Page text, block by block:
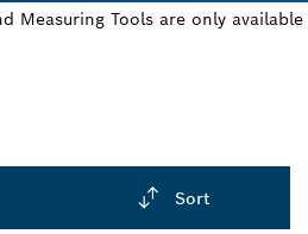
Measuring Tools are only available
Sort